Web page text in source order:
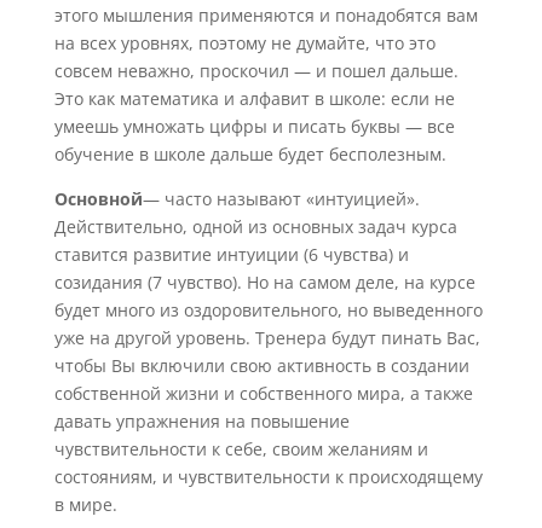
этого мышления применяются и понадобятся вам
на всех уровнях, поэтому не думайте, что это
совсем неважно, проскочил — и пошел дальше.
Это как математика и алфавит в школе: если не
умеешь умножать цифры и писать буквы — все
обучение в школе дальше будет бесполезным.
Основной— часто называют «интуицией».
Действительно, одной из основных задач курса
ставится развитие интуиции (6 чувства) и
созидания (7 чувство). Но на самом деле, на курсе
будет много из оздоровительного, но выведенного
уже на другой уровень. Тренера будут пинать Вас,
чтобы Вы включили свою активность в создании
собственной жизни и собственного мира, а также
давать упражнения на повышение
чувствительности к себе, своим желаниям и
состояниям, и чувствительности к происходящему
в мире.